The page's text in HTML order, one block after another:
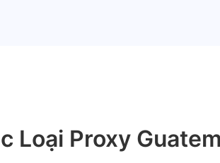
Loại Proxy